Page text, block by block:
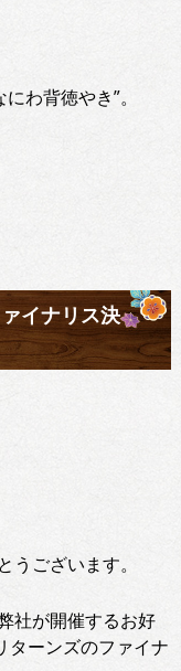
わ背徳やき”。
イナリス決
ございます。
社が開催するお好
ターンズのファイナ